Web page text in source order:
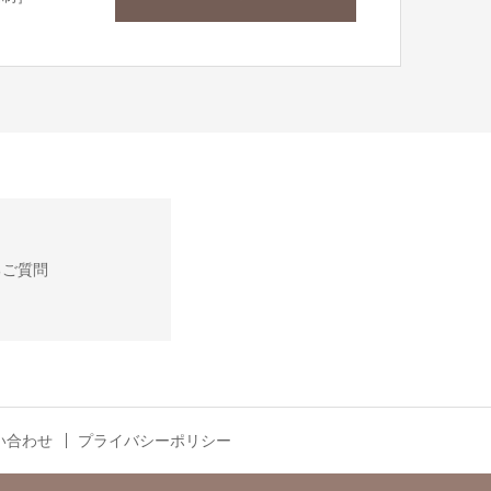
質問
合わせ プライバシーポリシー